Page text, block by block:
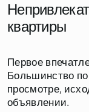
квартиры
Первое
Большинство
просмотре,
объявлении.